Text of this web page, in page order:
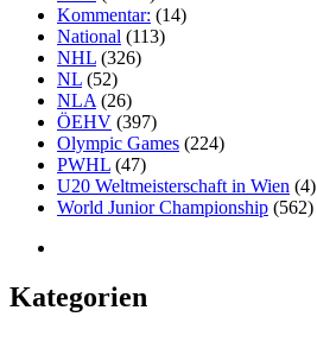
Kommentar: (14)
National (113)
NHL (326)
NL (52)
NLA (26)
ÖEHV (397)
Olympic Games (224)
PWHL (47)
U20 Weltmeisterschaft in Wien (4)
World Junior Championship (562)
Kategorien